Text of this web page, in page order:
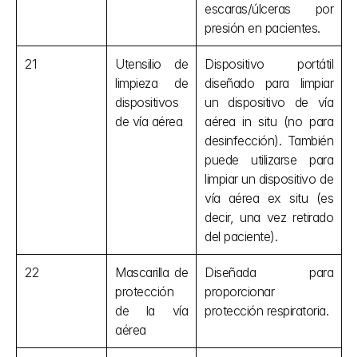
escaras/úlceras por
presión en pacientes.
21
Utensilio de
limpieza de
dispositivos
de vía aérea
Dispositivo portátil
diseñado para limpiar
un dispositivo de vía
aérea in situ (no para
desinfección). También
puede utilizarse para
limpiar un dispositivo de
vía aérea ex situ (es
decir, una vez retirado
del paciente).
22
Mascarilla de
protección
de la vía
aérea
Diseñada para
proporcionar
protección respiratoria.